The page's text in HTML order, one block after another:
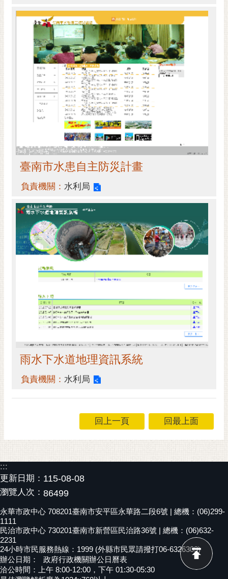
臺南市水患自主防災計畫
負責機關： 水利局
雨水下水道地理資訊系統
負責機關： 水利局
回上一頁 回最上面
:::
更新日期： 115-08-08
瀏覽人次： 86499
永華市政中心 708201臺南市安平區永華路二段6號 | 總機：(06)299-
1111
民治市政中心 730201臺南市新營區民治路36號 | 總機：(06)632-
2231
24小時市民服務熱線：1999 (外縣市民眾請撥打06-6326303)
辦公日期：
政府行政機關辦公日曆表
洽公時間：上午 8:00-12:00，下午 01:30-05:30